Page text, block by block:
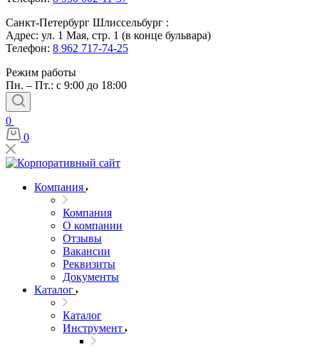
Санкт-Петербург Шлиссельбург :
Адрес: ул. 1 Мая, стр. 1 (в конце бульвара)
Телефон: 8 962 717-74-25
Режим работы
Пн. – Пт.: с 9:00 до 18:00
0
0
Компания
Компания
О компании
Отзывы
Вакансии
Реквизиты
Документы
Каталог
Каталог
Инструмент